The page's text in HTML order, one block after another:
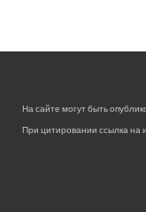
На сайте могут быть
При цитировании ссылка на